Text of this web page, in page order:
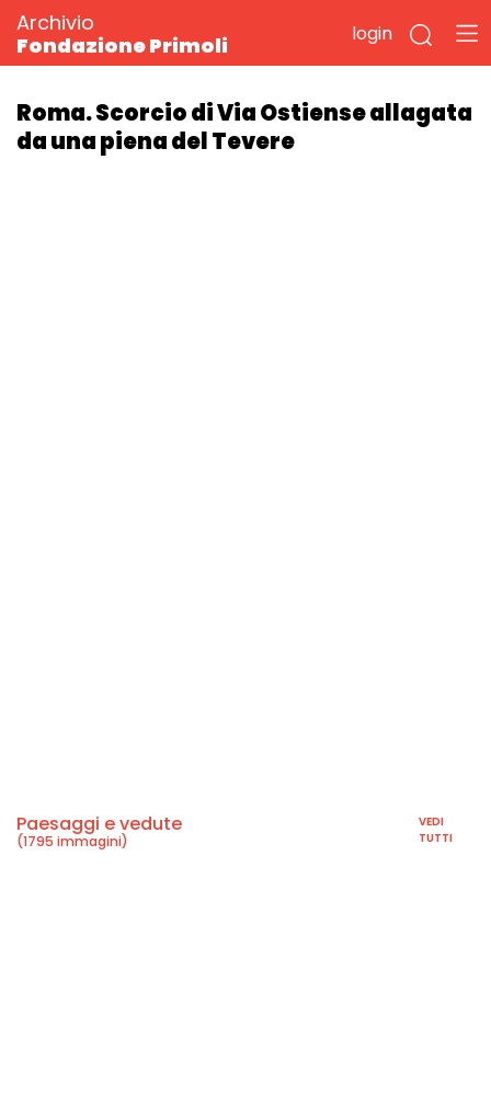
Archivio
Fondazione Primoli
login
Roma. Scorcio di Via Ostiense allagata
da una piena del Tevere
Paesaggi e vedute
(1795 immagini)
VEDI
TUTTI